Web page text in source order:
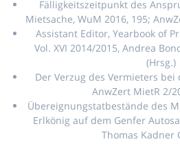
Fälligkeitszeitpunkt des
Mietsache, WuM 2016, 195;
Assistant Editor, Yearbook of
Vol. XVI 2014/2015, Andrea
(Hrsg.)
Der Verzug des Vermieters
AnwZert MietR 2/
Übereignungstatbestände des
Erlkönig auf dem Genfer
Thomas Kadner